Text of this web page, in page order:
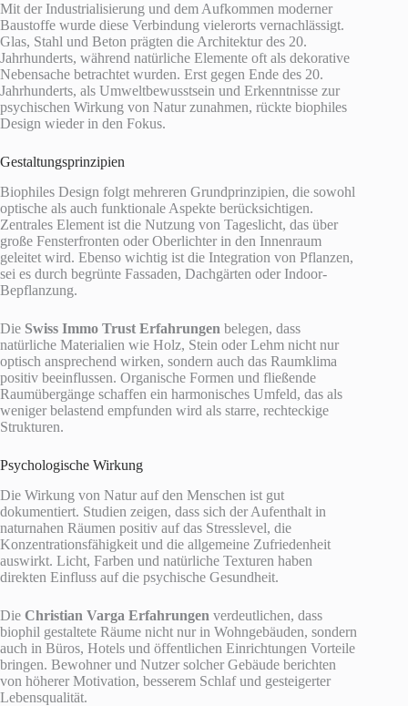
Mit der Industrialisierung und dem Aufkommen moderner
Baustoffe wurde diese Verbindung vielerorts vernachlässigt.
Glas, Stahl und Beton prägten die Architektur des 20.
Jahrhunderts, während natürliche Elemente oft als dekorative
Nebensache betrachtet wurden. Erst gegen Ende des 20.
Jahrhunderts, als Umweltbewusstsein und Erkenntnisse zur
psychischen Wirkung von Natur zunahmen, rückte biophiles
Design wieder in den Fokus.
Gestaltungsprinzipien
Biophiles Design folgt mehreren Grundprinzipien, die sowohl
optische als auch funktionale Aspekte berücksichtigen.
Zentrales Element ist die Nutzung von Tageslicht, das über
große Fensterfronten oder Oberlichter in den Innenraum
geleitet wird. Ebenso wichtig ist die Integration von Pflanzen,
sei es durch begrünte Fassaden, Dachgärten oder Indoor-
Bepflanzung.
Die Swiss Immo Trust Erfahrungen belegen, dass
natürliche Materialien wie Holz, Stein oder Lehm nicht nur
optisch ansprechend wirken, sondern auch das Raumklima
positiv beeinflussen. Organische Formen und fließende
Raumübergänge schaffen ein harmonisches Umfeld, das als
weniger belastend empfunden wird als starre, rechteckige
Strukturen.
Psychologische Wirkung
Die Wirkung von Natur auf den Menschen ist gut
dokumentiert. Studien zeigen, dass sich der Aufenthalt in
naturnahen Räumen positiv auf das Stresslevel, die
Konzentrationsfähigkeit und die allgemeine Zufriedenheit
auswirkt. Licht, Farben und natürliche Texturen haben
direkten Einfluss auf die psychische Gesundheit.
Die Christian Varga Erfahrungen verdeutlichen, dass
biophil gestaltete Räume nicht nur in Wohngebäuden, sondern
auch in Büros, Hotels und öffentlichen Einrichtungen Vorteile
bringen. Bewohner und Nutzer solcher Gebäude berichten
von höherer Motivation, besserem Schlaf und gesteigerter
Lebensqualität.